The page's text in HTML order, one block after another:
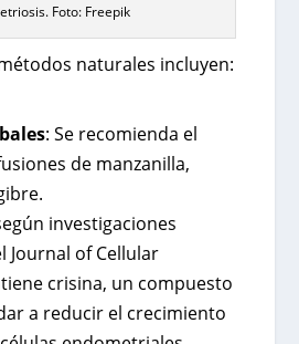
Foto: Freepik
naturales incluyen:
: Se recomienda el
de manzanilla,
investigaciones
Journal of Cellular
crisina, un compuesto
a reducir el crecimiento